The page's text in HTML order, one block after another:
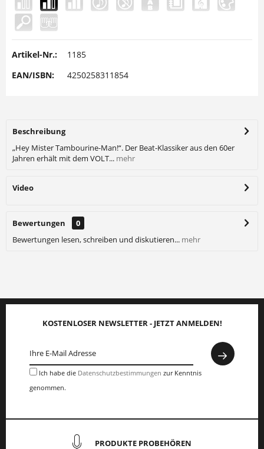
Artikel-Nr.:
1185
EAN/ISBN:
4250258311854
Beschreibung
„Hey Mister Tambourine-Man!“. Der Beat-Klassiker aus den 60er
Jahren erhält mit dem VOLT... mehr
Video
Bewertungen
0
Bewertungen lesen, schreiben und diskutieren... mehr
KOSTENLOSER NEWSLETTER - JETZT ANMELDEN!
Ich habe die Datenschutzbestimmungen zur Kenntnis
genommen.
PRODUKTE PROBEHÖREN